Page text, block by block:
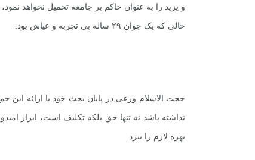
و یزید را به عنوان حاکم بر جامعه تحمیل نخواهد
حالی که یک جوان ۲۹ ساله بی تجربه و عیاش بود.
حجت الاسلام ورعی در پایان بحث خود با ارائه این
نداشته باشد نه تنها حق بلکه تکلیف است، ابراز
بهره لازم را ببرد.
0+ 0+